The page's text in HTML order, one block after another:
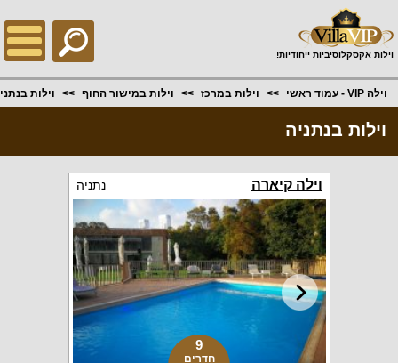
וילות אקסקלוסיביות ייחודיות!
וילה VIP - עמוד ראשי וילות במרכז וילות במישור החוף וילות
וילות בנתניה
וילה קיארה נתניה
9
חדרים